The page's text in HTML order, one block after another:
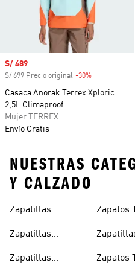
Precio de venta
S/ 489
S/ 699 Precio original -30%
Casaca Anorak Terrex Xploric
2,5L Climaproof
Mujer TERREX
Envío Gratis
NUESTRAS
Y CALZADO
Zapatillas
Zapatillas
Zapatillas
Zapatos
Zapatos